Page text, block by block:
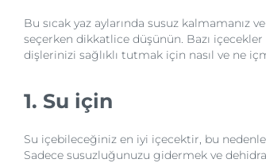
Bu sıcak yaz aylarında susuz kalmamanız
seçerken dikkatlice düşünün. Bazı
dişlerinizi sağlıklı tutmak için nasıl ve ne
1. Su için
Su içebileceğiniz en iyi içecektir, bu
Sadece susuzluğunuzu gidermek ve